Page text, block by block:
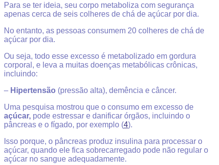
Para se ter ideia, seu corpo metaboliza com segurança
apenas cerca de seis colheres de chá de açúcar por dia.
No entanto, as pessoas consumem 20 colheres de chá de
açúcar por dia.
Ou seja, todo esse excesso é metabolizado em gordura
corporal, e leva a muitas doenças metabólicas crônicas,
incluindo:
– Hipertensão (pressão alta), demência e câncer.
Uma pesquisa mostrou que o consumo em excesso de
açúcar, pode estressar e danificar órgãos, incluindo o
pâncreas e o fígado, por exemplo (4).
Isso porque, o pâncreas produz insulina para processar o
açúcar, quando ele fica sobrecarregado pode não regular o
açúcar no sangue adequadamente.